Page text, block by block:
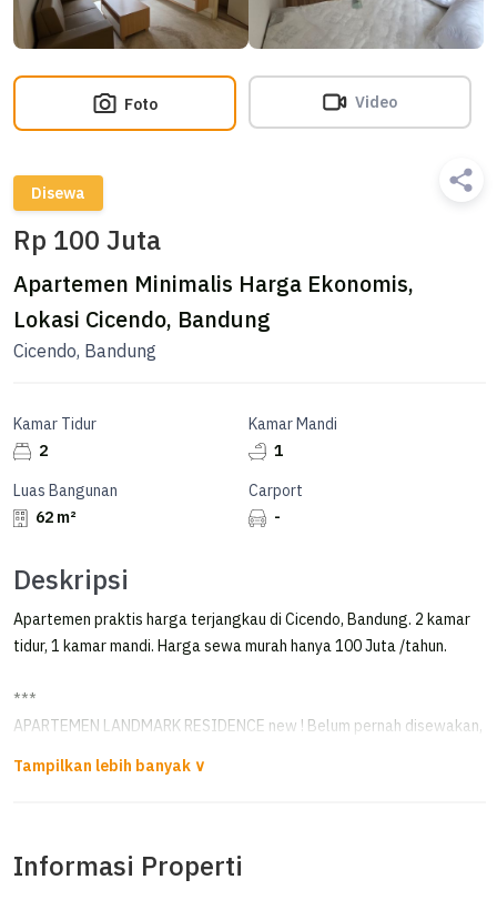
Foto Video
Disewa
Rp 100 Juta
Apartemen Minimalis Harga Ekonomis,
Lokasi Cicendo, Bandung
Cicendo, Bandung
Kamar Tidur
2
Kamar Mandi
1
Luas Bangunan
62 m²
Carport
-
Deskripsi
Apartemen praktis harga terjangkau di Cicendo, Bandung. 2 kamar
tidur, 1 kamar mandi. Harga sewa murah hanya 100 Juta /tahun.
***
APARTEMEN LANDMARK RESIDENCE new ! Belum pernah disewakan,
*For RENT*
Luas Apartemen: 62,9 m2
Informasi Properti